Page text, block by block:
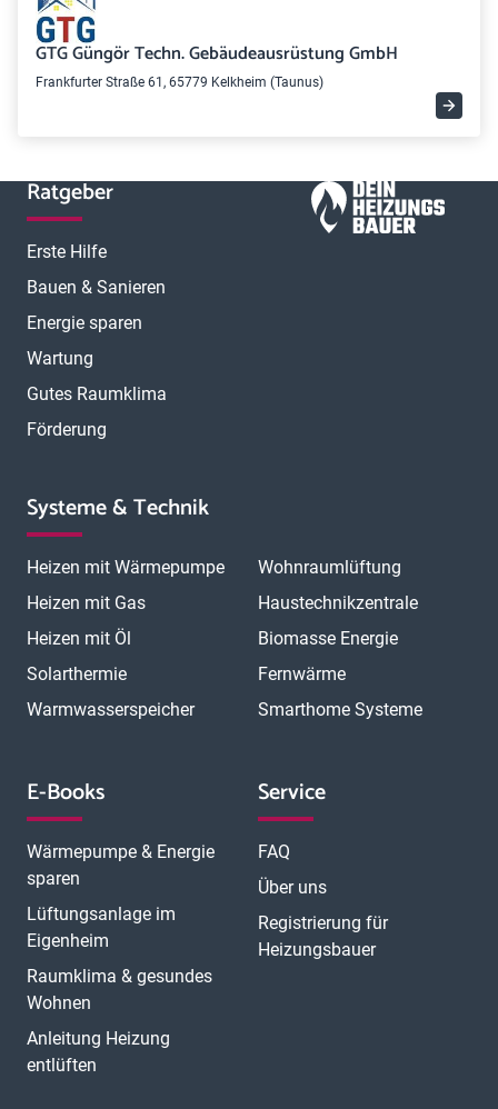
GTG Güngör Techn. Gebäudeausrüstung GmbH
Frankfurter Straße 61, 65779 Kelkheim (Taunus)
Ratgeber
Erste Hilfe
Bauen & Sanieren
Energie sparen
Wartung
Gutes Raumklima
Förderung
Systeme & Technik
Heizen mit Wärmepumpe
Heizen mit Gas
Heizen mit Öl
Solarthermie
Warmwasserspeicher
Wohnraumlüftung
Haustechnikzentrale
Biomasse Energie
Fernwärme
Smarthome Systeme
E-Books
Wärmepumpe & Energie
sparen
Lüftungsanlage im
Eigenheim
Raumklima & gesundes
Wohnen
Anleitung Heizung
entlüften
Service
FAQ
Über uns
Registrierung für
Heizungsbauer